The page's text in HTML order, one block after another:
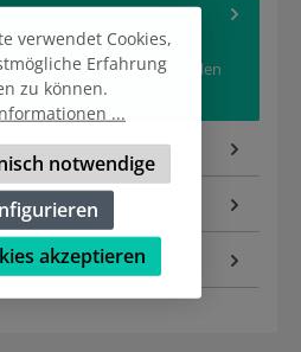
480 der Fa.
eignet sich vor allem für den
verwendet Cookies,
Erfahrung
zu können.
...
notwendige
akzeptieren